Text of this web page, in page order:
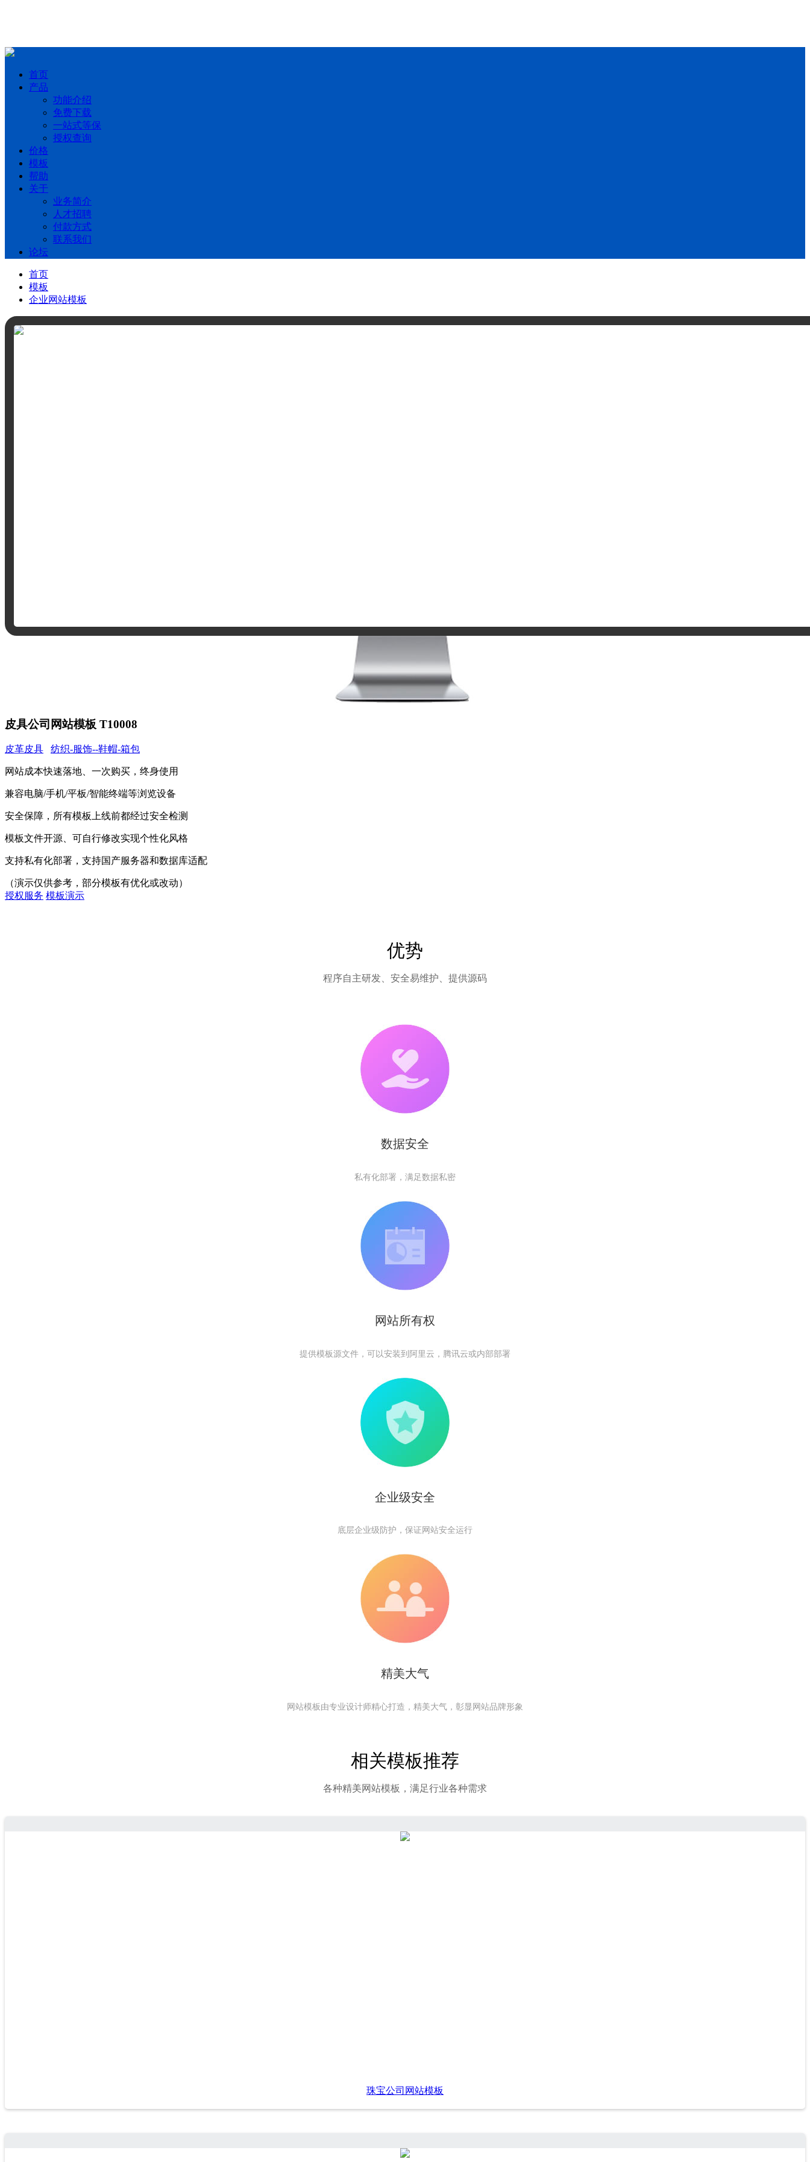
首页
产品
功能介绍
免费下载
一站式等保
授权查询
价格
模板
帮助
关于
业务简介
人才招聘
付款方式
联系我们
论坛
首页
模板
企业网站模板
皮具公司网站模板 T10008
皮革皮具 纺织-服饰--鞋帽-箱包
网站成本快速落地、一次购买，终身使用
兼容电脑/手机/平板/智能终端等浏览设备
安全保障，所有模板上线前都经过安全检测
模板文件开源、可自行修改实现个性化风格
支持私有化部署，支持国产服务器和数据库适配
（演示仅供参考，部分模板有优化或改动）
授权服务 模板演示
优势
程序自主研发、安全易维护、提供源码
数据安全
私有化部署，满足数据私密
网站所有权
提供模板源文件，可以安装到阿里云，腾讯云或内部部署
企业级安全
底层企业级防护，保证网站安全运行
精美大气
网站模板由专业设计师精心打造，精美大气，彰显网站品牌形象
相关模板推荐
各种精美网站模板，满足行业各种需求
珠宝公司网站模板